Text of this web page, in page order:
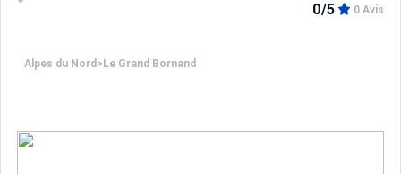
Alpes du Nord > Le Grand Bornand
0/5 0 Avis